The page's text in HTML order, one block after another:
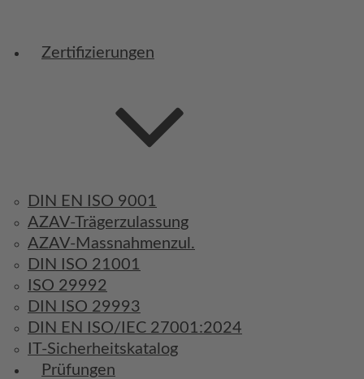
Zertifizierungen
DIN EN ISO 9001
AZAV-Trägerzulassung
AZAV-Massnahmenzul.
DIN ISO 21001
ISO 29992
DIN ISO 29993
DIN EN ISO/IEC 27001:2024
IT-Sicherheitskatalog
Prüfungen